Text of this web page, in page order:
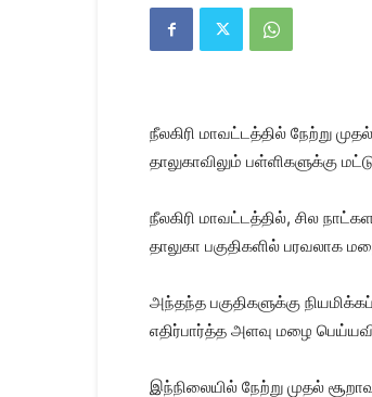
|
நீலகிரி மாவட்டத்தில் நேற்று
தாலுகாவிலும் பள்ளிகளுக்கு
நீலகிரி மாவட்டத்தில், சில
தாலுகா பகுதிகளில் பரவலாக
அந்தந்த பகுதிகளுக்கு
எதிர்பார்த்த அளவு மழை
இந்நிலையில் நேற்று முதல்